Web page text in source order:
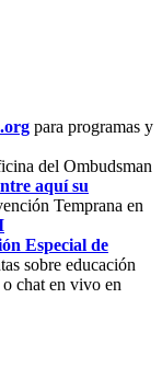
para programas y
del Ombudsman
aquí su
Temprana en
Especial de
sobre educación
chat en vivo en